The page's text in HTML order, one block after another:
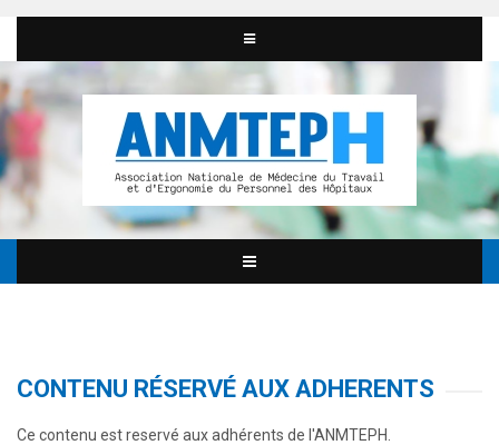
CONTENU RÉSERVÉ AUX ADHERENTS
Ce contenu est reservé aux adhérents de l'ANMTEPH.